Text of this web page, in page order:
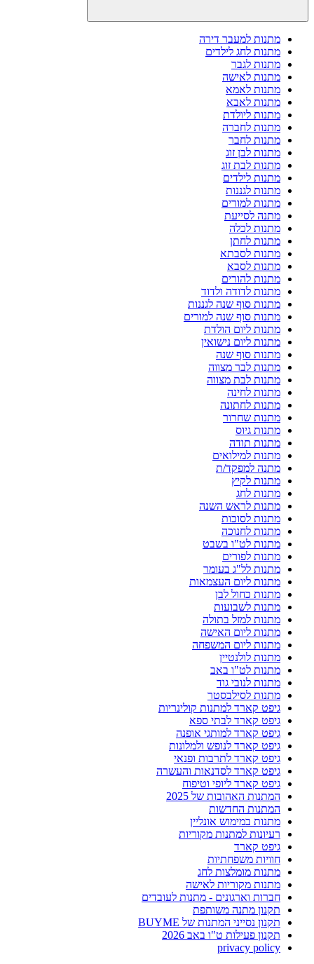
מתנות למעבר דירה
מתנות לחג לילדים
מתנות לגבר
מתנות לאישה
מתנות לאמא
מתנות לאבא
מתנות ליולדת
מתנות לחברה
מתנות לחבר
מתנות לבן זוג
מתנות לבת זוג
מתנות לילדים
מתנות לגננות
מתנות למורים
מתנה לסייעת
מתנות לכלה
מתנות לחתן
מתנות לסבתא
מתנות לסבא
מתנות להורים
מתנות לדודה ולדוד
מתנות סוף שנה לגננות
מתנות סוף שנה למורים
מתנות ליום הולדת
מתנות ליום נישואין
מתנות סוף שנה
מתנות לבר מצווה
מתנות לבת מצווה
מתנות לחינה
מתנות לחתונה
מתנות שחרור
מתנות גיוס
מתנות תודה
מתנות למילואים
מתנה למפקד/ת
מתנות לקיץ
מתנות לחג
מתנות לראש השנה
מתנות לסוכות
מתנות לחנוכה
מתנות לט"ו בשבט
מתנות לפורים
מתנות לל"ג בעומר
מתנות ליום העצמאות
מתנות כחול לבן
מתנות לשבועות
מתנות למזל בתולה
מתנות ליום האישה
מתנות ליום המשפחה
מתנות לולנטיין
מתנות לט"ו באב
מתנות לנובי גוד
מתנות לסילבסטר
גיפט קארד למתנות קולינריות
גיפט קארד לבתי ספא
גיפט קארד למותגי אופנה
גיפט קארד לנופש ולמלונות
גיפט קארד לתרבות ופנאי
גיפט קארד לסדנאות והעשרה
גיפט קארד ליופי וטיפוח
המתנות האהובות של 2025
המתנות החדשות
מתנות במימוש אונליין
רעיונות למתנות מקוריות
גיפט קארד
חוויות משפחתיות
מתנות מומלצות לחג
מתנות מקוריות לאישה
חברות וארגונים - מתנות לעובדים
תקנון מתנה משותפת
תקנון נסייני המתנות של BUYME
תקנון פעילות ט"ו באב 2026
privacy policy